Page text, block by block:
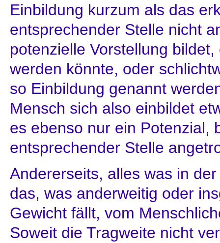
Einbildung kurzum als das
entsprechender Stelle nicht
potenzielle Vorstellung
werden könnte, oder
so Einbildung genannt
Mensch sich also einbildet
es ebenso nur ein Potenzial,
entsprechender Stelle
Andererseits, alles was in
das, was anderweitig oder
Gewicht fällt, vom
Soweit die Tragweite nicht